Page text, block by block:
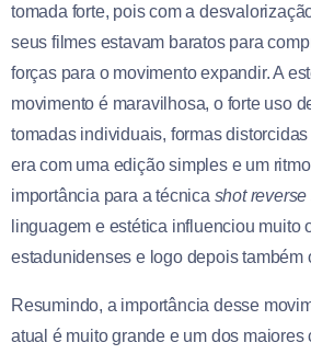
tomada forte, pois com a
seus filmes estavam baratos para
forças para o movimento expandir. A
movimento é maravilhosa, o forte uso
tomadas individuais, formas
era com uma edição simples e um
importância para a técnica shot reverse
linguagem e estética influenciou muito
estadunidenses e logo depois também
Resumindo, a importância desse
atual é muito grande e um dos maiores